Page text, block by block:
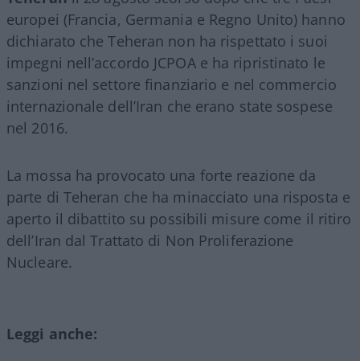
europei (Francia, Germania e Regno Unito) hanno
dichiarato che Teheran non ha rispettato i suoi
impegni nell’accordo JCPOA e ha ripristinato le
sanzioni nel settore finanziario e nel commercio
internazionale dell’Iran che erano state sospese
nel 2016.
La mossa ha provocato una forte reazione da
parte di Teheran che ha minacciato una risposta e
aperto il dibattito su possibili misure come il ritiro
dell’Iran dal Trattato di Non Proliferazione
Nucleare.
Leggi anche: